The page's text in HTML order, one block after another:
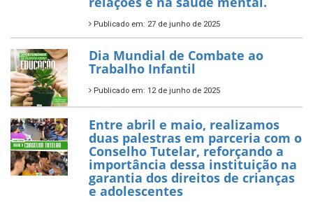
Publicado em: 27 de junho de 2025
Dia Mundial de Combate ao
Trabalho Infantil
Publicado em: 12 de junho de 2025
Entre abril e maio, realizamos
duas palestras em parceria com o
Conselho Tutelar, reforçando a
importância dessa instituição na
garantia dos direitos de crianças
e adolescentes